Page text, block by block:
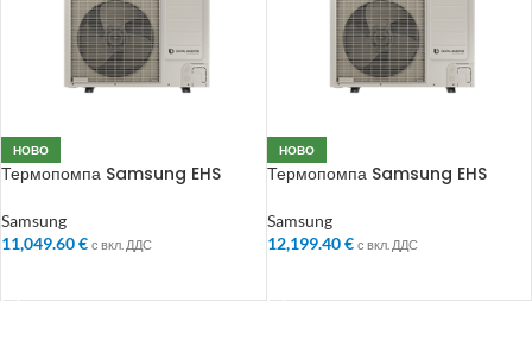
НОВО
Термопомпа Samsung EHS
Samsung
11,049.60€ с вкл. ДДС
НОВО
Термопомпа Samsung EHS
Samsung
12,199.40€ с вкл. ДДС